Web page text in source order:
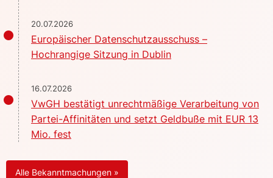
20.07.2026
Europäischer Datenschutzausschuss –
Hochrangige Sitzung in Dublin
16.07.2026
VwGH bestätigt unrechtmäßige Verarbeitung von
Partei-Affinitäten und setzt Geldbuße mit EUR 13
Mio. fest
Alle Bekanntmachungen »